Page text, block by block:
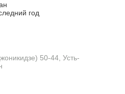
год
50-44, Усть-